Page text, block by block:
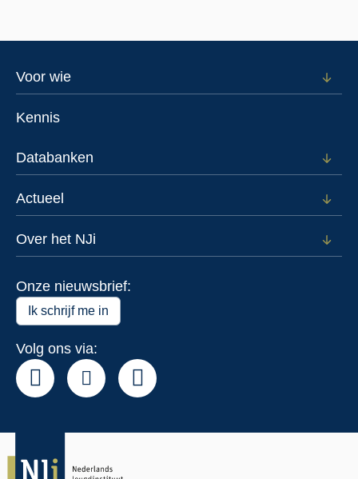
Footer
Voor wie
Open
Kennis
Databanken
Open
voor
Actueel
Open
voor
Over het NJi
Open
Onze nieuwsbrief:
Ik schrijf me in
Volg ons via: